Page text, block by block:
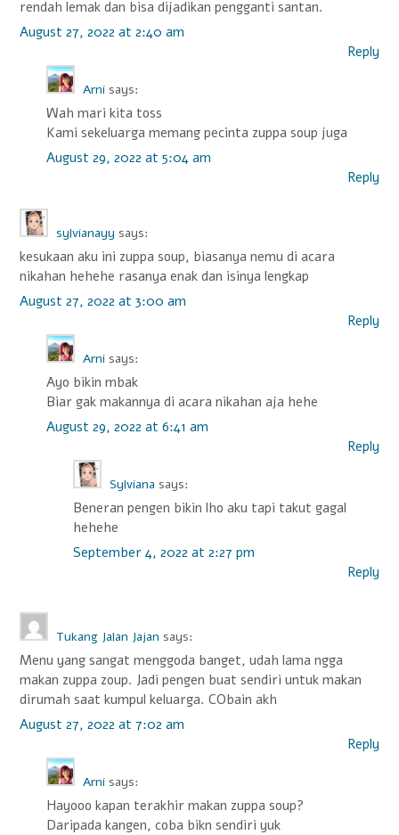
rendah lemak dan bisa dijadikan pengganti santan.
August 27, 2022 at 2:40 am
Reply
Arni says:
Wah mari kita toss
Kami sekeluarga memang pecinta zuppa soup juga
August 29, 2022 at 5:04 am
Reply
sylvianayy says:
kesukaan aku ini zuppa soup, biasanya nemu di acara
nikahan hehehe rasanya enak dan isinya lengkap
August 27, 2022 at 3:00 am
Reply
Arni says:
Ayo bikin mbak
Biar gak makannya di acara nikahan aja hehe
August 29, 2022 at 6:41 am
Reply
Sylviana says:
Beneran pengen bikin lho aku tapi takut gagal
hehehe
September 4, 2022 at 2:27 pm
Reply
Tukang Jalan Jajan says:
Menu yang sangat menggoda banget, udah lama ngga
makan zuppa zoup. Jadi pengen buat sendiri untuk makan
dirumah saat kumpul keluarga. CObain akh
August 27, 2022 at 7:02 am
Reply
Arni says:
Hayooo kapan terakhir makan zuppa soup?
Daripada kangen, coba bikn sendiri yuk